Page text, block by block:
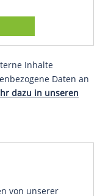
Inhalte
Daten an
dazu in unseren
von unserer